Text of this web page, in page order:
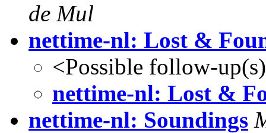
de Mul
nettime-nl: Lost &
<Possible follow-
nettime-nl: Lost &
nettime-nl: Soundings